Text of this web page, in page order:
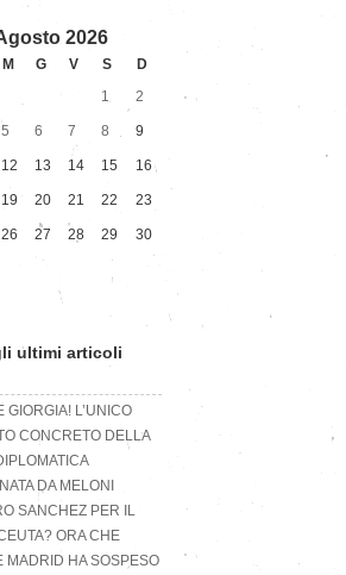
2026
M G V S
D
1
2
5 6 7 8 9
12 13 14 15 16
19 20 21 22 23
26 27 28 29 30
ultimi articoli
GIORGIA! L’UNICO
CONCRETO DELLA
DA MELONI
SANCHEZ PER IL
ORA CHE
MADRID HA SOSPESO